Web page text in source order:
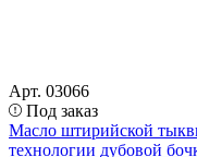
Арт. 03066
Под заказ
Масло штирийской
технологии дубовой